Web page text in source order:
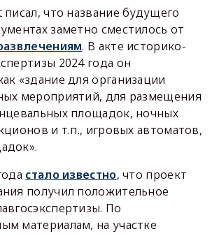
что название будущего
заметно сместилось от
. В акте историко-
2024 года он
«здание для организации
мероприятий, для размещения
площадок, ночных
и т.п., игровых автоматов,
стало известно, что проект
получил положительное
По
материалам, на участке